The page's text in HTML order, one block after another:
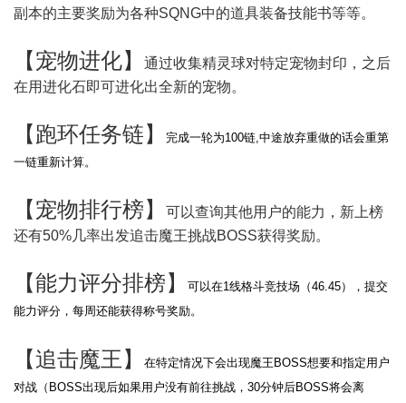
副本的主要奖励为各种SQNG中的道具装备技能书等等。
【宠物进化】
通过收集精灵球对特定宠物封印，之后
在用进化石即可进化出全新的宠物。
【 跑环任务链】
完成一轮为100链,中途放弃重做的话会重第
一链重新计算。
【宠物排行榜】
可以查询其他用户的能力，新上榜
还有50%几率出发追击魔王挑战BOSS获得奖励。
【能力评分排榜】
可以在1线格斗竞技场（46.45），提交
能力评分，每周还能获得称号奖励。
【追击魔王 】
在特定情况下会出现魔王BOSS想要和指定用户
对战（BOSS出现后如果用户没有前往挑战，30分钟后BOSS将会离